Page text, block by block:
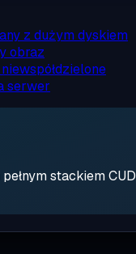
z dużym dyskiem
obraz
serwer
stackiem